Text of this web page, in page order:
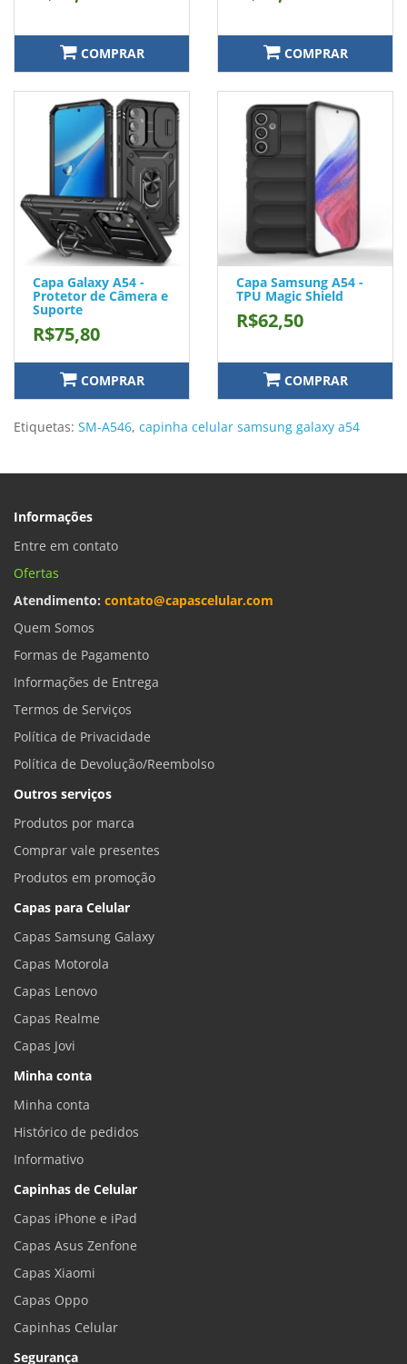
COMPRAR COMPRAR
Capa Galaxy A54 -
Protetor de Câmera e
Suporte
R$75,80
COMPRAR
Capa Samsung A54 -
TPU Magic Shield
R$62,50
COMPRAR
Etiquetas: SM-A546, capinha celular samsung galaxy a54
Informações
Entre em contato
Ofertas
Atendimento: contato@capascelular.com
Quem Somos
Formas de Pagamento
Informações de Entrega
Termos de Serviços
Política de Privacidade
Política de Devolução/Reembolso
Outros serviços
Produtos por marca
Comprar vale presentes
Produtos em promoção
Capas para Celular
Capas Samsung Galaxy
Capas Motorola
Capas Lenovo
Capas Realme
Capas Jovi
Minha conta
Minha conta
Histórico de pedidos
Informativo
Capinhas de Celular
Capas iPhone e iPad
Capas Asus Zenfone
Capas Xiaomi
Capas Oppo
Capinhas Celular
Segurança